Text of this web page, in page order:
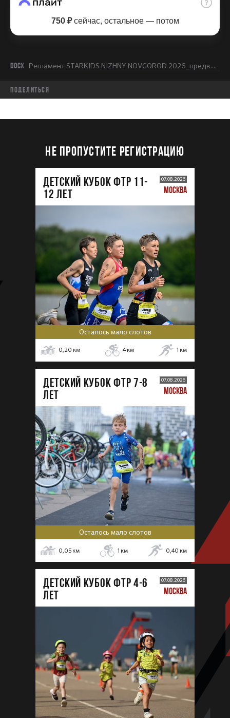
750 ₽сейчас, остальное — потом
DOCX Регламент STARKIDS NIZHNY NOVGOROD 2026_предв.docx
Поделиться
НЕ ПРОПУСТИТЕ РЕГИСТРАЦИЮ
ДЕТСКИЙ КУБОК ФТР 11-
12 лет
07.08.2026
МОСКВА
Осталось мало слотов
0,20 км 4км 1 км
ДЕТСКИЙ КУБОК ФТР 7-8
лет
07.08.2026
МОСКВА
Осталось мало слотов
0,05 км 1 км 0,40 км
ДЕТСКИЙ КУБОК ФТР 4-6
лет
07.08.2026
МОСКВА